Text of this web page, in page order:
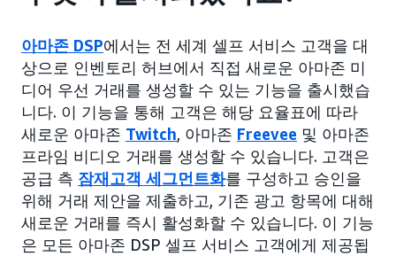
아마존 DSP에서는 전 세계 셀프 서비스 고객을 대
상으로 인벤토리 허브에서 직접 새로운 아마존 미
디어 우선 거래를 생성할 수 있는 기능을 출시했습
니다. 이 기능을 통해 고객은 해당 요율표에 따라
새로운 아마존 Twitch, 아마존 Freevee 및 아마존
프라임 비디오 거래를 생성할 수 있습니다. 고객은
공급 측 잠재고객 세그먼트화를 구성하고 승인을
위해 거래 제안을 제출하고, 기존 광고 항목에 대해
새로운 거래를 즉시 활성화할 수 있습니다. 이 기능
은 모든 아마존 DSP 셀프 서비스 고객에게 제공됩